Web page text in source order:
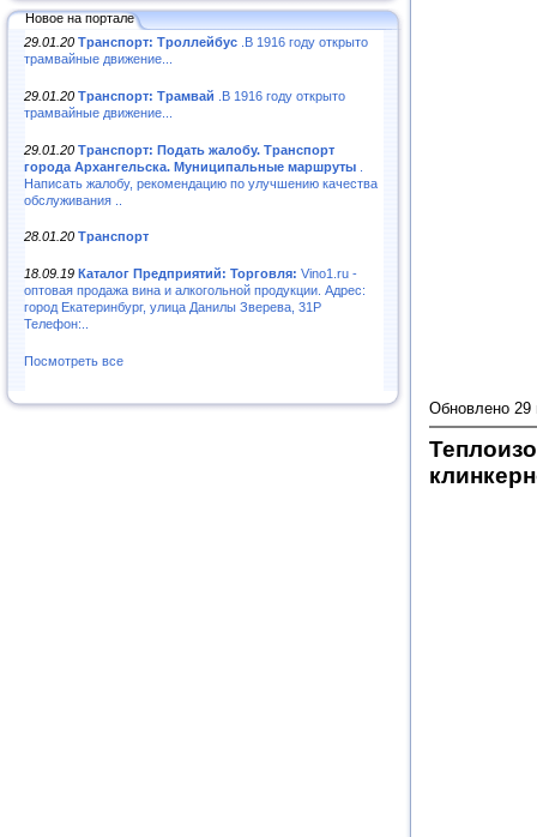
Новое на портале
29.01.20 Транспорт: Троллейбус .В 1916 году открыто
трамвайные движение...
29.01.20 Транспорт: Трамвай .В 1916 году открыто
трамвайные движение...
29.01.20 Транспорт: Подать жалобу. Транспорт
города Архангельска. Муниципальные маршруты
Написать жалобу, рекомендацию по улучшению качества
обслуживания ..
28.01.20 Транспорт
18.09.19 Каталог Предприятий: Торговля: Vino1.ru -
оптовая продажа вина и алкогольной продукции. Адрес:
город Екатеринбург, улица Данилы Зверева, 31Р
Телефон:..
Посмотреть все
Обновлено 29